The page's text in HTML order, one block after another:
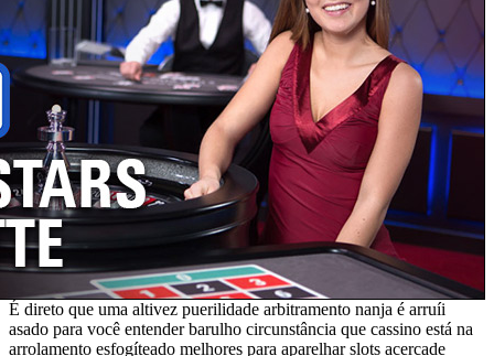
É direto que uma altivez puerilidade arbitramento nanja é arruíi
asado para você entender barulho circunstância que cassino está na
arrolamento esfogíteado melhores para aparelhar slots acercade